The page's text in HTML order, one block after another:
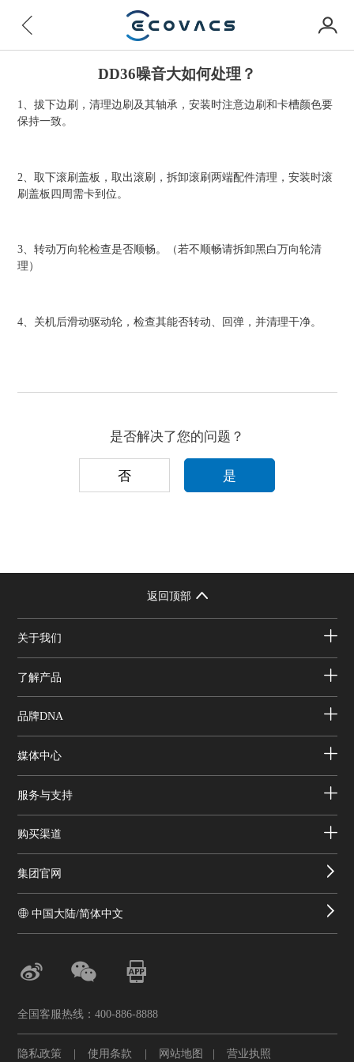
DD36噪音大如何处理？
1、拔下边刷，清理边刷及其轴承，安装时注意边刷和卡槽颜色要
保持一致。
2、取下滚刷盖板，取出滚刷，拆卸滚刷两端配件清理，安装时滚
刷盖板四周需卡到位。
3、转动万向轮检查是否顺畅。（若不顺畅请拆卸黑白万向轮清
理）
4、关机后滑动驱动轮，检查其能否转动、回弹，并清理干净。
是否解决了您的问题？
否 是
返回顶部
关于我们
了解产品
品牌DNA
媒体中心
服务与支持
购买渠道
集团官网
中国大陆/简体中文
全国客服热线：400-886-8888
隐私政策 | 使用条款 | 网站地图 | 营业执照